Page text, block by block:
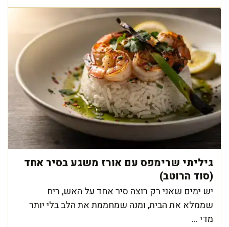
גיליתי שרימפס עם אורז משגע בסיר אחד
(סוד הרוטב)
יש ימים שאני רק רוצה סיר אחד על האש, ריח
שממלא את הבית, ומנה שמחממת את הלב בלי יותר
מדי ...